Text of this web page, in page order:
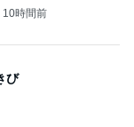
10時間前
び